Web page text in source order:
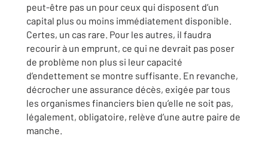
peut-être pas un pour ceux qui disposent d’un
capital plus ou moins immédiatement disponible.
Certes, un cas rare. Pour les autres, il faudra
recourir à un emprunt, ce qui ne devrait pas poser
de problème non plus si leur capacité
d’endettement se montre suffisante. En revanche,
décrocher une assurance décès, exigée par tous
les organismes financiers bien qu’elle ne soit pas,
légalement, obligatoire, relève d’une autre paire de
manche.